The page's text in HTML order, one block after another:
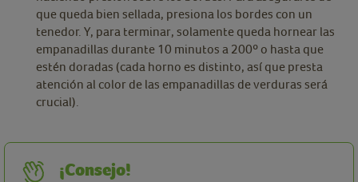
que queda bien sellada, presiona los bordes con un
tenedor. Y, para terminar, solamente queda hornear las
empanadillas durante 10 minutos a 200º o hasta que
estén doradas (cada horno es distinto, así que presta
atención al color de las empanadillas de verduras será
crucial).
¡Consejo!